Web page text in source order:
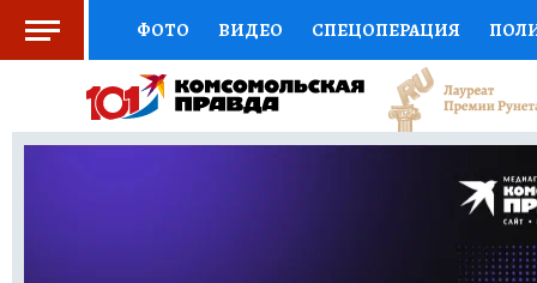
ФОТО ВИДЕО СПЕЦОПЕРАЦИЯ
СОЦПОДДЕРЖКА НАУКА СПОРТ
ВЫБОР ЭКСПЕРТОВ ДОКТОР
ПРОГНОЗЫ НА СПОРТ